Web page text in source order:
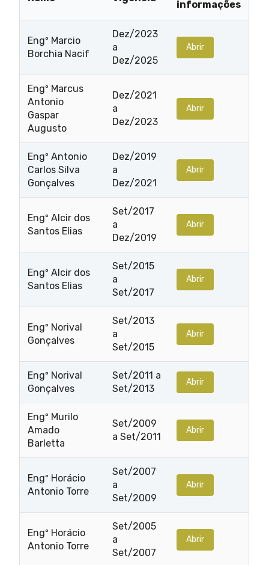
informações
Engº Marcio
Borchia Nacif
Dez/2023
a
Dez/2025
Abrir
Engº Marcus
Antonio
Gaspar
Augusto
Dez/2021
a
Dez/2023
Abrir
Engº Antonio
Carlos Silva
Gonçalves
Dez/2019
a
Dez/2021
Abrir
Engº Alcir dos
Santos Elias
Set/2017
a
Dez/2019
Abrir
Engº Alcir dos
Santos Elias
Set/2015
a
Set/2017
Abrir
Engº Norival
Gonçalves
Set/2013
a
Set/2015
Abrir
Engº Norival
Gonçalves
Set/2011 a
Set/2013
Abrir
Engº Murilo
Amado
Barletta
Set/2009
a Set/2011
Abrir
Engº Horácio
Antonio Torre
Set/2007
a
Set/2009
Abrir
Engº Horácio
Antonio Torre
Set/2005
a
Set/2007
Abrir